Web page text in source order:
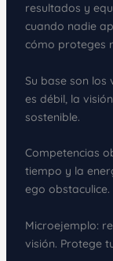
resultados y
cuando nadie
cómo proteges
Su base son los
es débil, la
sostenible.
Competencias
tiempo y la
ego obstaculice.
Microejemplo:
visión. Protege